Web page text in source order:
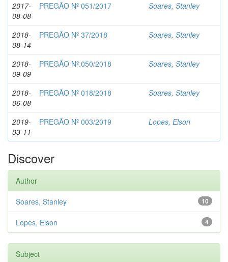
2017-
08-08
PREGÃO Nº 051/2017 Soares, Stanley
2018-
08-14
PREGÃO Nº 37/2018 Soares, Stanley
2018-
09-09
PREGÃO Nº.050/2018 Soares, Stanley
2018-
06-08
PREGÃO Nº 018/2018 Soares, Stanley
2019-
03-11
PREGÃO Nº 003/2019 Lopes, Elson
Discover
Author
10
Soares, Stanley
4
Lopes, Elson
Subject